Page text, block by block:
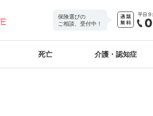
保険選びの
ご相談、受付中！
死亡 介護・認知症